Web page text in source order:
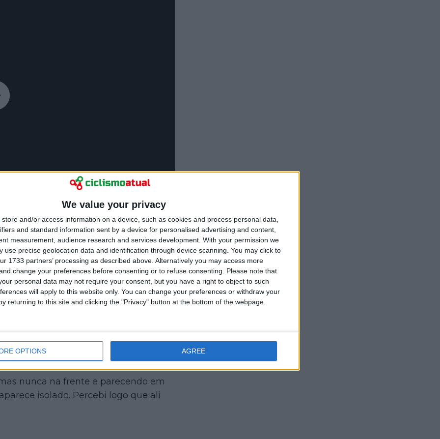
We value your privacy
store and/or access information on a device, such as cookies and process personal data,
and standard information sent by a device for personalised advertising and content,
measurement, audience research and services development. With your permission we
use precise geolocation data and identification through device scanning. You may click to
1733 partners’ processing as described above. Alternatively you may access more
change your preferences before consenting or to refuse consenting.
Please note that
personal data may not require your consent, but you have a right to object to such
will apply to this website only. You can change your preferences or withdraw your
returning to this site and clicking the "Privacy" button at the bottom of the webpage.
OPTIONS AGREE
que teve com Afonso Eulálio
depois de o jovem ter sido
que começou rapidamente a
momento específico em que
Feirense falei com ele e fui
vi-o numa corrida em circuito em
nunca na frente e parecendo em
isolado. Percebi logo que ali